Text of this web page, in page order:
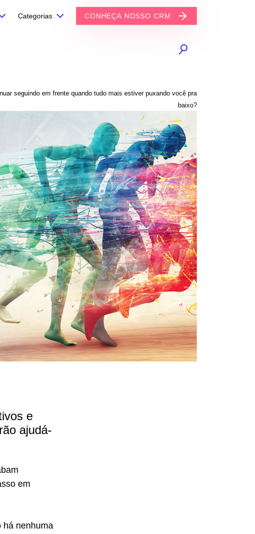
Categorias CONHEÇA NOSSO CRM
seguindo em frente quando tudo mais estiver puxando você pra
baixo?
e
ajudá-
em
há nenhuma